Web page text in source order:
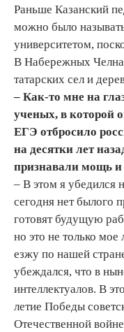
Раньше Казанский
можно было
университетом,
В Набережных
татарских сел и
– Как-то мне на
ученых, в которой
ЕГЭ отбросило
на десятки лет
признавали мощь
– В этом я убедился
сегодня нет былого
готовят будущую
но это не только
езжу по нашей
убеждался, что в
интеллектуалов. В
летие Победы
Отечественной